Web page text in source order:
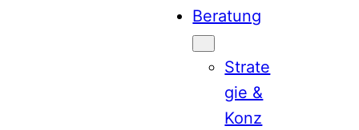
Beratung
Strate
gie &
Konz